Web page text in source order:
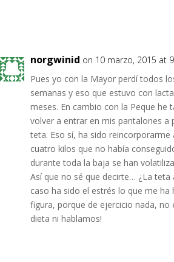
norgwinid on 10 marzo, 2015 at
Pues yo con la Mayor perdí todos
semanas y eso que estuvo con
meses. En cambio con la Peque he
volver a entrar en mis pantalones a
teta. Eso sí, ha sido
cuatro kilos que no había
durante toda la baja se han
Así que no sé que decirte… ¿La teta
caso ha sido el estrés lo que me ha
figura, porque de ejercicio nada, no
dieta ni hablamos!